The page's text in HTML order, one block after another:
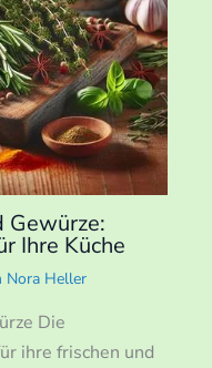
Gewürze:
Ihre Küche
Nora Heller
Die
ihre frischen und